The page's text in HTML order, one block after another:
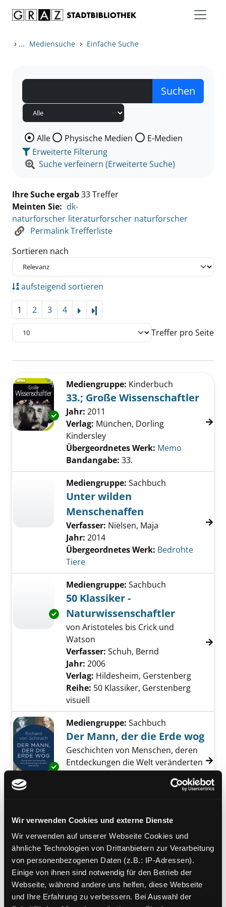
Wir verwenden Cookies und externe Dienste
Wir verwenden auf unserer Webseite Cookies und
ähnliche Technologien von Drittanbietern zur Verarbeitung
von personenbezogenen Daten (z.B.: IP-Adressen).
Einige von ihnen sind notwendig für den Betrieb der
Webseite, während andere uns helfen, diese Webseite
und Ihre Erfahrung zu verbessern. Bei Auswahl der
› ... Mediensuche › Einfache Suche
Wählen Sie die Medienart nach der Sie suchen wollen.
Alle Physische Medien
E-Medien
Erweiterte Filterung
Suche verfeinern (Erweiterte Suche)
Ihre Suche ergab33 Treffer
Meinten Sie: dk-
naturforscher literaturforscher naturforscher
Permalink Trefferliste
Sortieren nach
aufsteigend sortieren
1 2 3 4
Treffer pro Seite
Zu den Suchfiltern springen
Exemplar-Details von 33.; Große
Mediengruppe: Kinderbuch
33.; Große Wissenschaftler
Suche nach diesem Verfasser
Jahr: 2011
Verlag: München, Dorling
Kindersley
Übergeordnetes Werk: Memo
Bandangabe: 33.
Mediengruppe: Sachbuch
Unter wilden
Menschenaffen
Verfasser: Nielsen, Maja
Jahr: 2014
Übergeordnetes Werk: Bedrohte
Tiere
Exemplar-Details von 50 Klassiker -
Mediengruppe: Sachbuch
50 Klassiker -
Naturwissenschaftler
von Aristoteles bis Crick und
Watson
Verfasser: Schuh, Bernd
Jahr: 2006
Verlag: Hildesheim, Gerstenberg
Reihe: 50 Klassiker, Gerstenberg
visuell
Exemplar-Details von Der Mann, der die
Mediengruppe: Sachbuch
Der Mann, der die Erde wog
Geschichten von Menschen, deren
Entdeckungen die Welt veränderten
Verfasser:Schirach, Richard vonSuche
Mediengruppe:Sachbuch
Große Wissenschaftler
Verfasser:Fortey, Jacqueline
Jahr:2011
Übergeordnetes Werk:
Erfinder:innen - kluge Köpfe &
wichtige Erfindungen